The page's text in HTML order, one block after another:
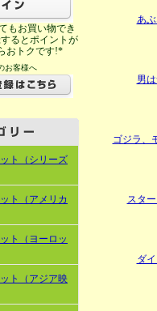
もお買い物でき
るとポイントが
おトクです!*
お客様へ
ト（シリーズ
ト（アメリカ
ト（ヨーロッ
ト（アジア映
あ
男
ゴジラ、
スタ
ダ